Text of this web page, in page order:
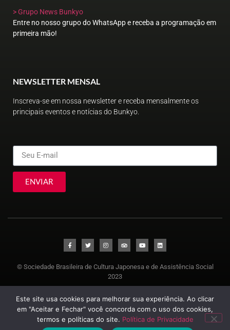
> Grupo News Bunkyo
Entre no nosso grupo do WhatsApp e receba a programação em
primeira mão!
NEWSLETTER MENSAL
Inscreva-se em nossa newsletter e receba mensalmente os
principais eventos e notícias do Bunkyo.
ENVIAR
© Sociedade Brasileira de Cultura Japonesa e de Assistência Social
2023
Este site usa cookies para melhorar sua experiência. Ao clicar
em "Aceitar e Fechar" você concorda com o uso dos cookies,
termos e políticas do site. Política de Privacidade